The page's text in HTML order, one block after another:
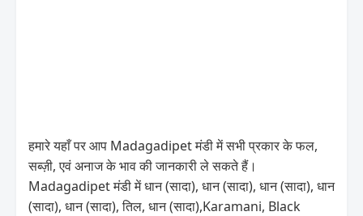
हमारे यहाँ पर आप Madagadipet मंडी में सभी प्रकार के फल,
सब्ज़ी, एवं अनाज के भाव की जानकारी ले सकते हैं।
Madagadipet मंडी में धान (सादा), धान (सादा), धान (सादा), धान
(सादा), धान (सादा), तिल, धान (सादा),Karamani, Black